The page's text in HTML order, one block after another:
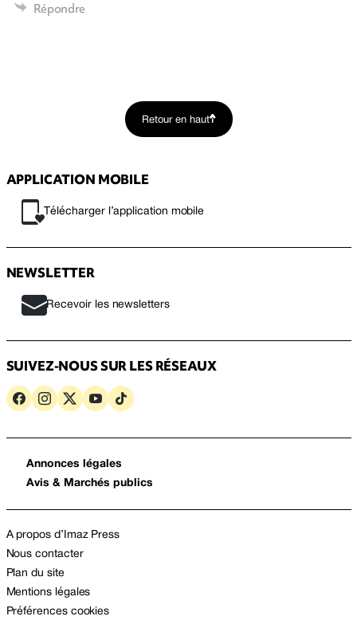
Répondre
Retour en haut
APPLICATION MOBILE
Télécharger l’application mobile
NEWSLETTER
Recevoir les newsletters
SUIVEZ-NOUS SUR LES RÉSEAUX
Annonces légales
Avis & Marchés publics
A propos d’Imaz Press
Nous contacter
Plan du site
Mentions légales
Préférences cookies